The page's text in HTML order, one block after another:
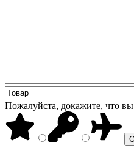
Пожалуйста, докажите, что